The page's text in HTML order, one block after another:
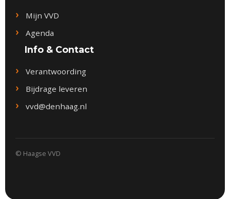
Mijn VVD
Agenda
Info & Contact
Verantwoording
Bijdrage leveren
vvd@denhaag.nl
© Haagse VVD